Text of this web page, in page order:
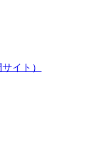
イト）